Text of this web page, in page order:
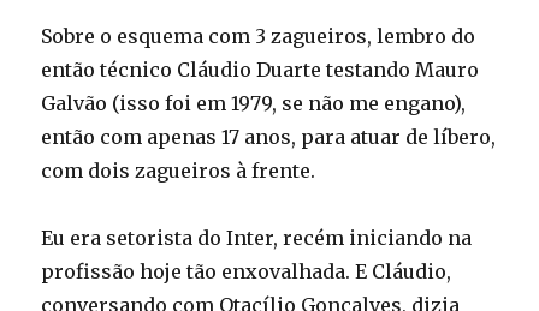
Sobre o esquema com 3 zagueiros, lembro do
então técnico Cláudio Duarte testando Mauro
Galvão (isso foi em 1979, se não me engano),
então com apenas 17 anos, para atuar de líbero,
com dois zagueiros à frente.
Eu era setorista do Inter, recém iniciando na
profissão hoje tão enxovalhada. E Cláudio,
conversando com Otacílio Gonçalves, dizia